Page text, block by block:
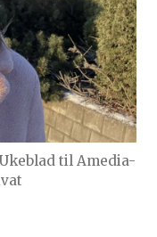
til Amedia-